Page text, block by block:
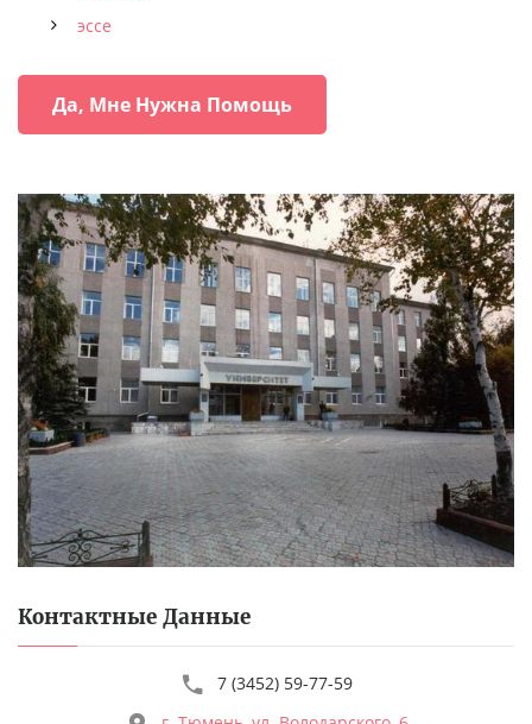
эссе
Да, Мне Нужна Помощь
Контактные Данные
7 (3452) 59-77-59